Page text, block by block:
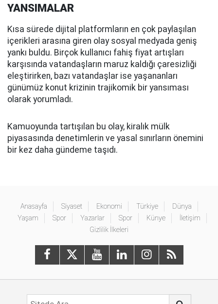
YANSIMALAR
Kısa sürede dijital platformların en çok paylaşılan
içerikleri arasına giren olay sosyal medyada geniş
yankı buldu. Birçok kullanıcı fahiş fiyat artışları
karşısında vatandaşların maruz kaldığı çaresizliği
eleştirirken, bazı vatandaşlar ise yaşananları
günümüz konut krizinin trajikomik bir yansıması
olarak yorumladı.
Kamuoyunda tartışılan bu olay, kiralık mülk
piyasasında denetimlerin ve yasal sınırların önemini
bir kez daha gündeme taşıdı.
Anasayfa Siyaset Ekonomi Türkiye
Dünya
Yaşam
Spor Yazarlar Spor Künye
İletişim
Gizlilik İlkeleri